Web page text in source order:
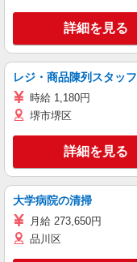
詳細を見る
レジ・商品陳列スタッフ
時給 1,180円
堺市堺区
詳細を見る
大学病院の清掃
月給 273,650円
品川区